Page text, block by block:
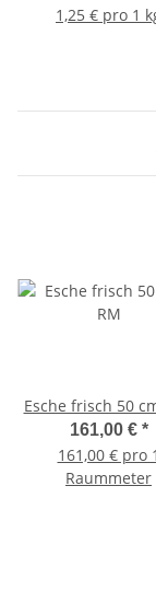
1,25 € pro 1
Esche frisch 50
161,00 € *
161,00 € pro 1
Raummeter